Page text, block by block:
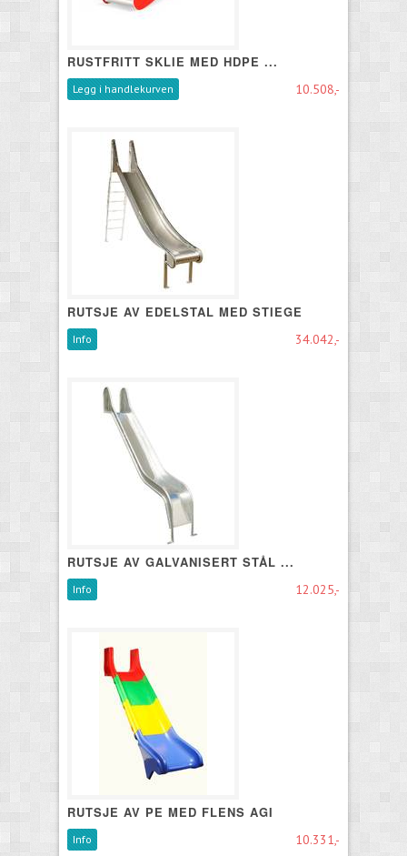
RUSTFRITT SKLIE MED HDPE ...
10.508,-
Legg i handlekurven
RUTSJE AV EDELSTAL MED STIEGE
34.042,-
Info
RUTSJE AV GALVANISERT STÅL ...
12.025,-
Info
RUTSJE AV PE MED FLENS AGI
10.331,-
Info